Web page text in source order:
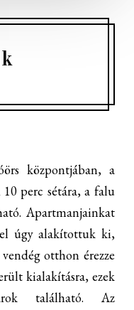
központjában, a
perc sétára, a falu
Apartmanjainkat
úgy alakítottuk ki,
otthon érezze
kialakításra, ezek
található. Az